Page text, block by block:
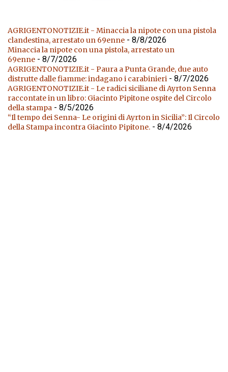
AGRIGENTONOTIZIE.it - Minaccia la nipote con una pistola
clandestina, arrestato un 69enne - 8/8/2026
Minaccia la nipote con una pistola, arrestato un
69enne - 8/7/2026
AGRIGENTONOTIZIE.it - Paura a Punta Grande, due auto
distrutte dalle fiamme: indagano i carabinieri - 8/7/2026
AGRIGENTONOTIZIE.it - Le radici siciliane di Ayrton Senna
raccontate in un libro: Giacinto Pipitone ospite del Circolo
della stampa - 8/5/2026
“Il tempo dei Senna- Le origini di Ayrton in Sicilia”: Il Circolo
della Stampa incontra Giacinto Pipitone. - 8/4/2026